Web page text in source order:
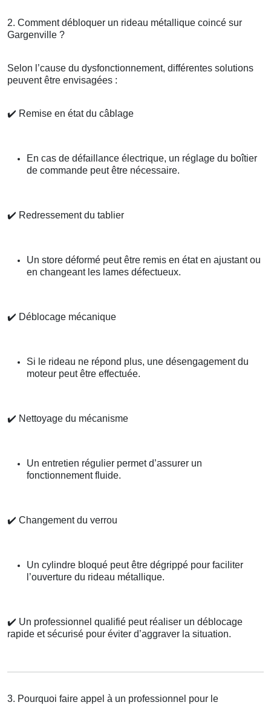
2. Comment débloquer un rideau métallique coincé sur
Gargenville ?
Selon l’cause du dysfonctionnement, différentes solutions
peuvent être envisagées :
✔️ Remise en état du câblage
En cas de défaillance électrique, un réglage du boîtier
de commande peut être nécessaire.
✔️ Redressement du tablier
Un store déformé peut être remis en état en ajustant ou
en changeant les lames défectueux.
✔️ Déblocage mécanique
Si le rideau ne répond plus, une désengagement du
moteur peut être effectuée.
✔️ Nettoyage du mécanisme
Un entretien régulier permet d’assurer un
fonctionnement fluide.
✔️ Changement du verrou
Un cylindre bloqué peut être dégrippé pour faciliter
l’ouverture du rideau métallique.
✔️ Un professionnel qualifié peut réaliser un déblocage
rapide et sécurisé pour éviter d’aggraver la situation.
3. Pourquoi faire appel à un professionnel pour le